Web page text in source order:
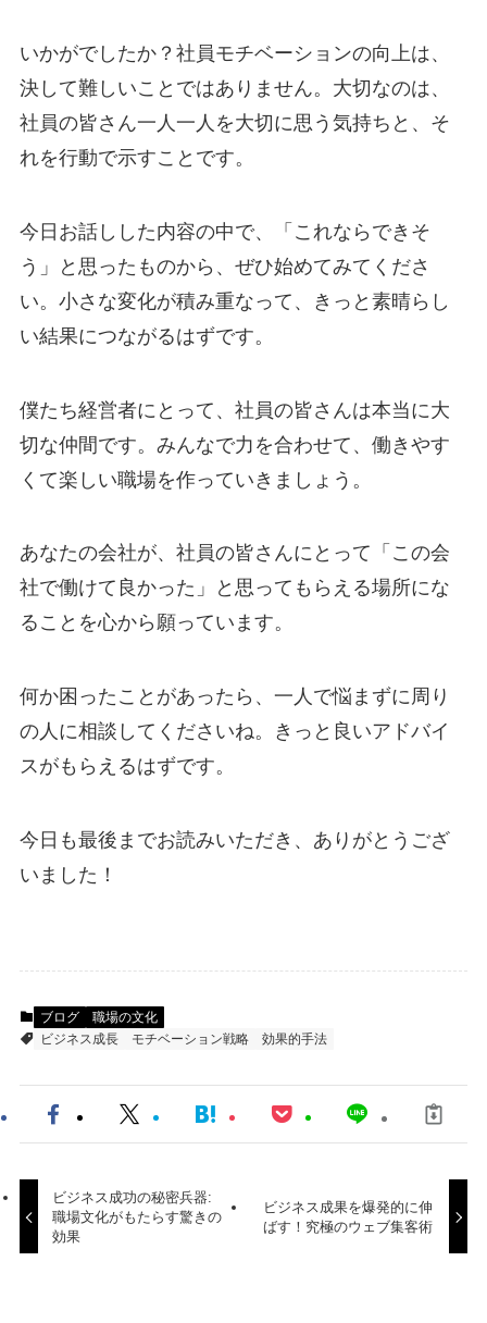
いかがでしたか？社員モチベーションの向上は、
決して難しいことではありません。大切なのは、
社員の皆さん一人一人を大切に思う気持ちと、そ
れを行動で示すことです。
今日お話しした内容の中で、「これならできそ
う」と思ったものから、ぜひ始めてみてくださ
い。小さな変化が積み重なって、きっと素晴らし
い結果につながるはずです。
僕たち経営者にとって、社員の皆さんは本当に大
切な仲間です。みんなで力を合わせて、働きやす
くて楽しい職場を作っていきましょう。
あなたの会社が、社員の皆さんにとって「この会
社で働けて良かった」と思ってもらえる場所にな
ることを心から願っています。
何か困ったことがあったら、一人で悩まずに周り
の人に相談してくださいね。きっと良いアドバイ
スがもらえるはずです。
今日も最後までお読みいただき、ありがとうござ
いました！
ブログ
職場の文化
ビジネス成長
モチベーション戦略 効果的手法
ビジネス成功の秘密兵器:
職場文化がもたらす驚きの
効果
ビジネス成果を爆発的に伸
ばす！究極のウェブ集客術